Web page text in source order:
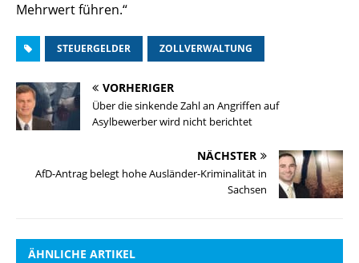
Mehrwert führen.“
STEUERGELDER ZOLLVERWALTUNG
VORHERIGER
Über die sinkende Zahl an Angriffen auf
Asylbewerber wird nicht berichtet
NÄCHSTER
AfD-Antrag belegt hohe Ausländer-Kriminalität in
Sachsen
ÄHNLICHE ARTIKEL